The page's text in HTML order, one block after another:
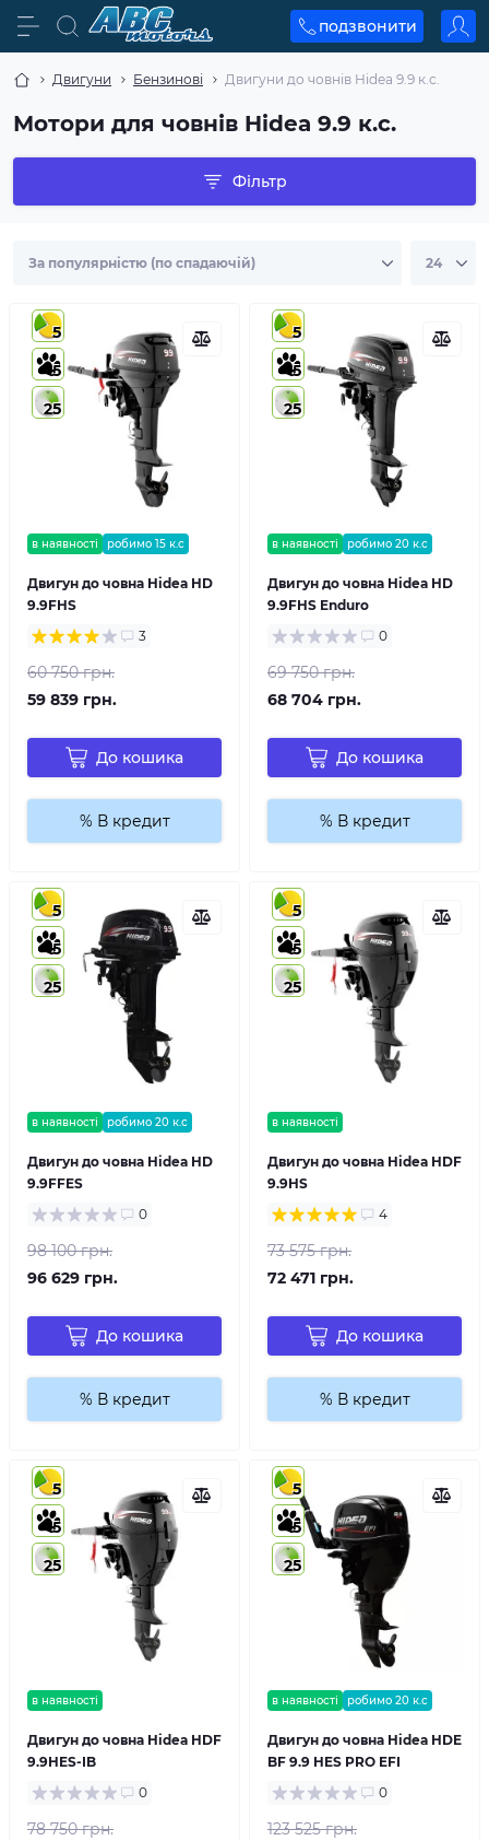
подзвонити
Двигуни Бензинові Двигуни до човнів Hidea 9.9 к.с.
Мотори для човнів Hidea 9.9 к.с.
Фільтр
в наявності робимо 15 к.с
Двигун до човна Hidea HD
9.9FHS
5
5
25
3
60 750 грн.
59 839 грн.
До кошика
% В кредит
в наявності робимо 20 к.с
Двигун до човна Hidea HD
9.9FHS Enduro
5
5
25
0
69 750 грн.
68 704 грн.
До кошика
% В кредит
в наявності робимо 20 к.с
Двигун до човна Hidea HD
9.9FFES
5
5
25
0
98 100 грн.
96 629 грн.
До кошика
% В кредит
в наявності
Двигун до човна Hidea HDF
9.9HS
5
5
25
4
73 575 грн.
72 471 грн.
До кошика
% В кредит
в наявності
Двигун до човна Hidea HDF
9.9HES-IB
5
5
25
0
78 750 грн.
в наявності робимо 20 к.с
Двигун до човна Hidea HDE
BF 9.9 HES PRO EFI
5
5
25
0
123 525 грн.